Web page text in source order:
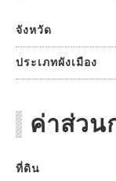
จังหวัด
ประเภทผังเมือง
ค่าส่วน
ที่ดิน